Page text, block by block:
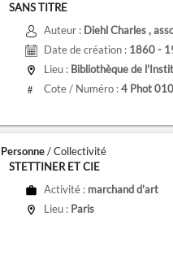
SANS TITRE
Auteur : Diehl Charles,
Date de création : 1860 -
Lieu : Bibliothèque de l'Institut
# Cote / Numéro :4 Phot
Personne/ Collectivité
STETTINER ET CIE
Activité : marchand d'art
Lieu : Paris